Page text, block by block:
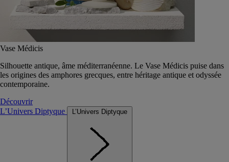
Vase Médicis
Silhouette antique, âme méditerranéenne. Le Vase Médicis puise dans
les origines des amphores grecques, entre héritage antique et odyssée
contemporaine.
Découvrir
L’Univers Diptyque
L’Univers Diptyque